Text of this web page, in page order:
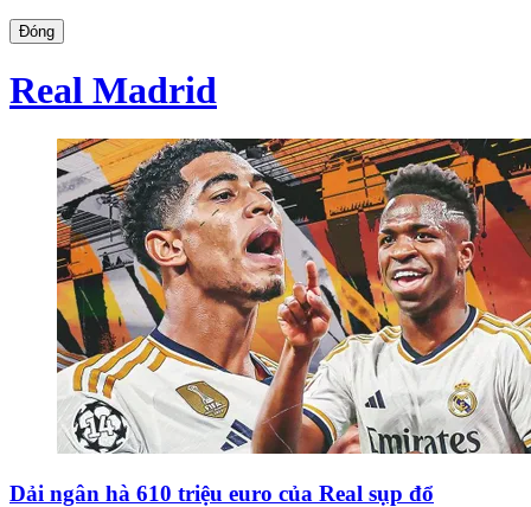
Đóng
Real Madrid
Dải ngân hà 610 triệu euro của Real sụp đổ